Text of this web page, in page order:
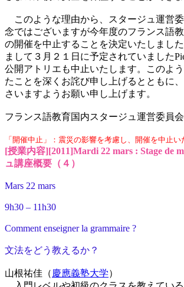
このような理由から、スタージュ運営
念ではございますが今年度のフランス語
の開催を中止することを決定いたしまし
まして３月２１日に予定されていました
公開アトリエも中止いたします。このよ
たことを深くお詫び申し上げるとともに
さいますようお願い申し上げます。
フランス語教育国内スタージュ運営委員会
「開催中止」：震災の影響を考慮し、開催を中止い
[授業内容][2011]Mardi 22 mars : Stage de
ュ講座概要（４）
Mars 22 mars
9h30 – 11h30
Comment enseigner la grammaire ?
文法をどう教えるか？
山根祐佳（ 慶應義塾大学）